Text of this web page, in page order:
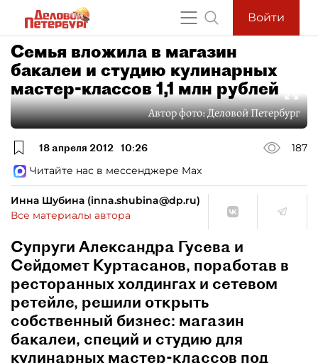
Войти
Семья вложила в магазин
бакалеи и студию кулинарных
мастер-классов 1,1 млн рублей
Автор фото:Деловой Петербург
18 апреля 2012 10:26
187
Читайте нас в мессенджере Max
Инна Шубина (inna.shubina@dp.ru)
Все материалы автора
Супруги Александра Гусева и
Сейдомет Куртасанов, поработав в
ресторанных холдингах и сетевом
ретейле, решили открыть
собственный бизнес: магазин
бакалеи, специй и студию для
кулинарных мастер-классов под